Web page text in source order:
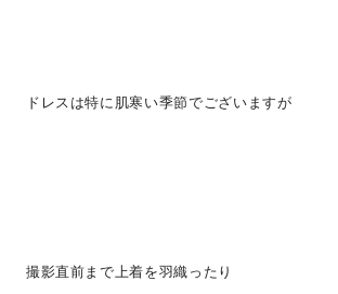
ドレスは特に肌寒い季節でございますが
撮影直前まで上着を羽織ったり